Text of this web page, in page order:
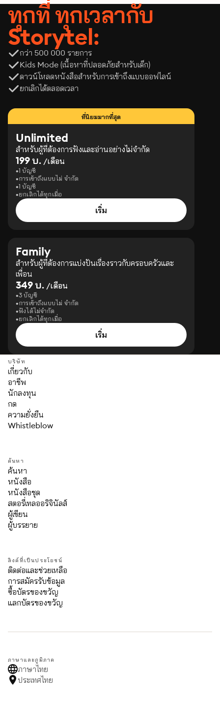
ทุกที่ ทุกเวลากับ
Storytel:
กว่า 500 000 รายการ
Kids Mode (เนื้อหาที่ปลอดภัยสำหรับเด็ก)
ดาวน์โหลดหนังสือสำหรับการเข้าถึงแบบออฟไลน์
ยกเลิกได้ตลอดเวลา
ที่นิยมมากที่สุด
Unlimited
สำหรับผู้ที่ต้องการฟังและอ่านอย่างไม่จำกัด
199 บ. /เดือน
1 บัญชี
การเข้าถึงแบบไม่ จำกัด
1 บัญชี
ยกเลิกได้ทุกเมื่อ
เริ่ม
Family
สำหรับผู้ที่ต้องการแบ่งปันเรื่องราวกับครอบครัวและ
เพื่อน
349 บ. /เดือน
3 บัญชี
การเข้าถึงแบบไม่ จำกัด
ฟังได้ไม่จำกัด
ยกเลิกได้ทุกเมื่อ
เริ่ม
บริษัท
เกี่ยวกับ
อาชีพ
นักลงทุน
กด
ความยั่งยืน
Whistleblow
ค้นหา
ค้นหา
หนังสือ
หนังสือชุด
สตอรี่เทลออริจินัลส์
ผู้เขียน
ผู้บรรยาย
ลิงค์ที่เป็นประโยชน์
ติดต่อและช่วยเหลือ
การสมัครรับข้อมูล
ซื้อบัตรของขวัญ
แลกบัตรของขวัญ
ภาษาและภูมิภาค
ภาษาไทย
ประเทศไทย